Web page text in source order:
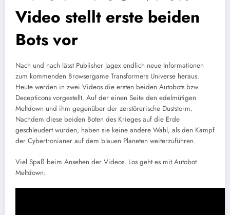
Video stellt erste beiden
Bots vor
Nach und nach lässt Publisher Jagex endlich neue Informationen
zum kommenden Browsergame Transformers Universe heraus.
Heute werden in zwei Videos die ersten beiden Autobots bzw.
Decepticons vorgestellt. Auf der einen Seite den edelmütigen
Meltdown und ihm gegenüber der zerstörerische Duststorm.
Nachdem diese beiden Boten des Krieges auf die Erde
geschleudert wurden, haben sie keine andere Wahl, als den Kampf
der Cybertronianer auf dem blauen Planeten weiterzuführen.
Viel Spaß beim Ansehen der Videos. Los geht es mit Autobot
Meltdown: